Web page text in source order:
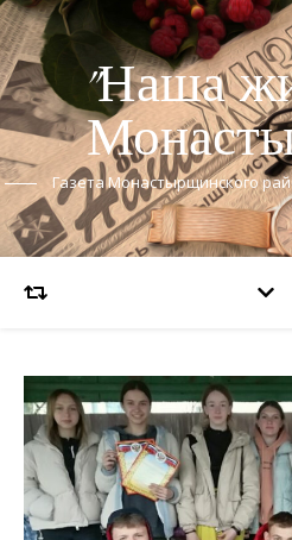
"Наша
Газета Монастырщинского